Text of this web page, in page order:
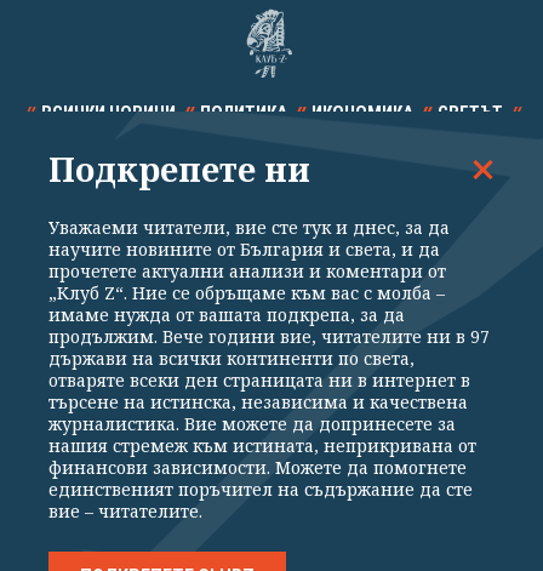
ВСИЧКИ НОВИНИ ПОЛИТИКА ИКОНОМИКА СВЕТЪТ
СПОРТ КУЛТУРА ТЕХНОЛОГИИ КАЛЕЙДОСКОП
Общи условия
Политика за поверителност
Реклама
Партньори Контакти
За Клуб Z
Екип
Подкрепете ни
Издател на www.clubz.bg е „Клуб Зебра Медия“ ЕООД, София, ул. "Алеко
Константинов" 3. Всички права запазени 2026 „Клуб Зебра Медия“
Препечатването на материали, снимки и видео от www.clubz.bg без
Подкрепете ни
Уважаеми читатели, вие сте тук и днес, за да
научите новините от България и света, и да
прочетете актуални анализи и коментари от
„Клуб Z“. Ние се обръщаме към вас с молба –
имаме нужда от вашата подкрепа, за да
продължим. Вече години вие, читателите ни в 97
държави на всички континенти по света,
отваряте всеки ден страницата ни в интернет в
търсене на истинска, независима и качествена
журналистика. Вие можете да допринесете за
нашия стремеж към истината, неприкривана от
финансови зависимости. Можете да помогнете
единственият поръчител на съдържание да сте
вие – читателите.